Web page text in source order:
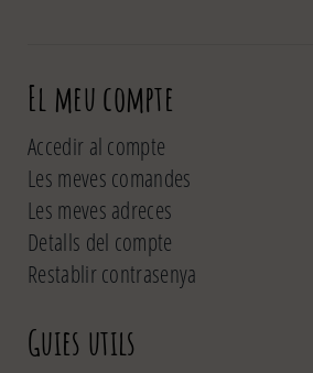
El meu compte
Accedir al compte
Les meves comandes
Les meves adreces
Detalls del compte
Restablir contrasenya
Guies utils